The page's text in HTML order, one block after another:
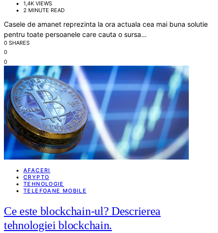
1,4K VIEWS
2 MINUTE READ
Casele de amanet reprezinta la ora actuala cea mai buna solutie
pentru toate persoanele care cauta o sursa…
0 SHARES
0
0
AFACERI
CRYPTO
TEHNOLOGIE
TELEFOANE MOBILE
Ce este blockchain-ul? Descrierea
tehnologiei blockchain.